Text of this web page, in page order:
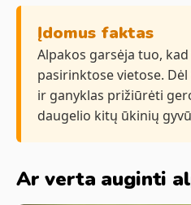
Įdomus faktas
Alpakos garsėja tuo,
pasirinktose vietose.
ir ganyklas prižiūrėti
daugelio kitų ūkinių
Ar verta auginti